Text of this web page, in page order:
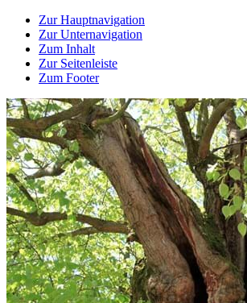
Zur Hauptnavigation
Zur Unternavigation
Zum Inhalt
Zur Seitenleiste
Zum Footer